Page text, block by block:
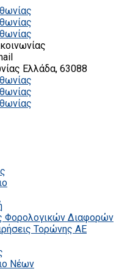
Ελλάδα, 63088
Φορολογικών Διαφορών
Τορώνης ΑΕ
Νέων